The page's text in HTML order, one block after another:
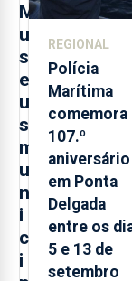
M
u
s
e
u
s
m
u
n
i
c
i
REGIONAL
Polícia
Marítima
comemora
107.º
aniversário
em Ponta
Delgada
entre os
5 e 13 de
setembro